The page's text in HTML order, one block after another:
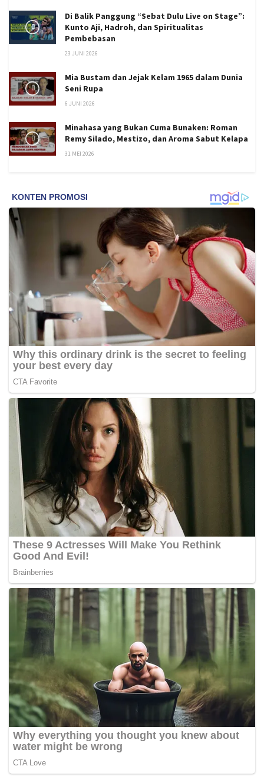
Di Balik Panggung “Sebat Dulu Live on Stage”:
Kunto Aji, Hadroh, dan Spiritualitas
Pembebasan
23 JUNI 2026
Mia Bustam dan Jejak Kelam 1965 dalam Dunia
Seni Rupa
6 JUNI 2026
Minahasa yang Bukan Cuma Bunaken: Roman
Remy Silado, Mestizo, dan Aroma Sabut Kelapa
31 MEI 2026